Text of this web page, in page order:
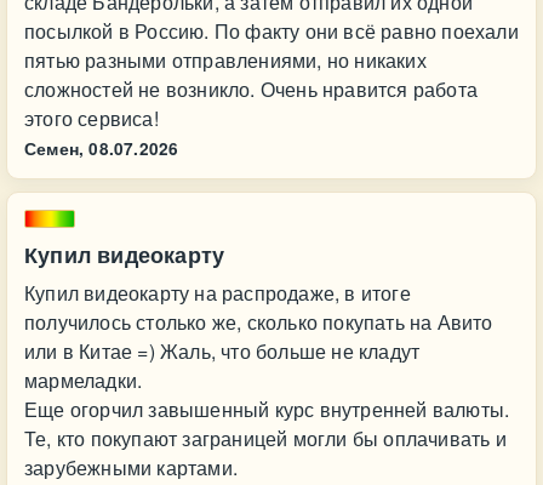
посылкой в Россию. По факту они всё равно поехали
пятью разными отправлениями, но никаких
сложностей не возникло. Очень нравится работа
этого сервиса!
Семен, 08.07.2026
Купил видеокарту
Купил видеокарту на распродаже, в итоге
получилось столько же, сколько покупать на Авито
или в Китае =) Жаль, что больше не кладут
мармеладки.
Еще огорчил завышенный курс внутренней валюты.
Те, кто покупают заграницей могли бы оплачивать и
зарубежными картами.